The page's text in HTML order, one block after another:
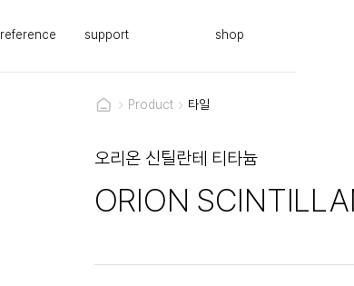
reference support shop
Product 타일
오리온 신틸란테 티타늄
ORION